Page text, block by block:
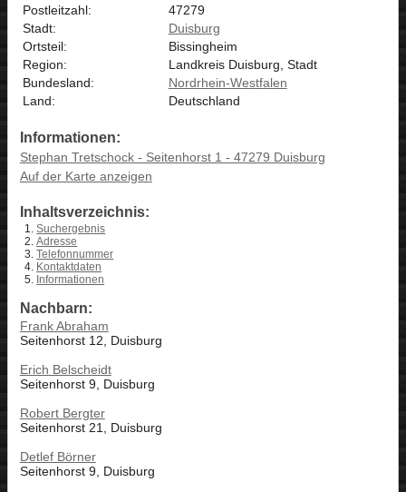
Postleitzahl:
47279
Stadt:
Duisburg
Ortsteil:
Bissingheim
Region:
Landkreis Duisburg, Stadt
Bundesland:
Nordrhein-Westfalen
Land:
Deutschland
Informationen:
Stephan Tretschock - Seitenhorst 1 - 47279 Duisburg
Auf der Karte anzeigen
Inhaltsverzeichnis:
Suchergebnis
Adresse
Telefonnummer
Kontaktdaten
Informationen
Nachbarn:
Frank Abraham
Seitenhorst 12, Duisburg
Erich Belscheidt
Seitenhorst 9, Duisburg
Robert Bergter
Seitenhorst 21, Duisburg
Detlef Börner
Seitenhorst 9, Duisburg